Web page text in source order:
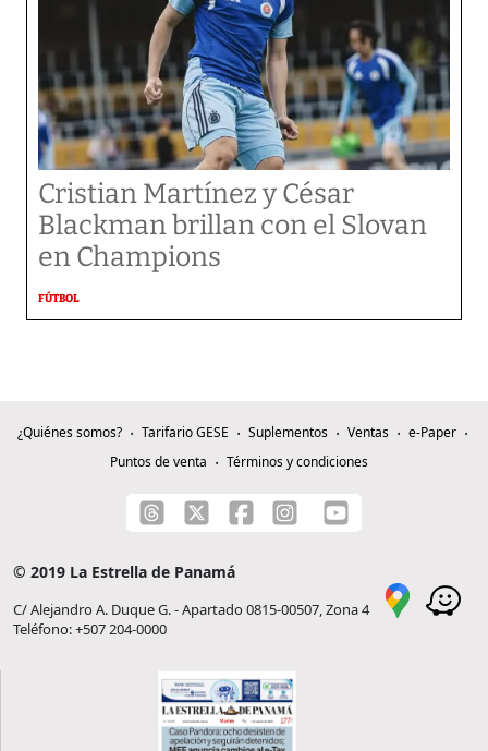
Cristian Martínez y César
Blackman brillan con el Slovan
en Champions
FÚTBOL
¿Quiénes somos? Tarifario GESE Suplementos Ventas
e-Paper
Puntos de venta
Términos y condiciones
© 2019 La Estrella de Panamá
C/ Alejandro A. Duque G. - Apartado 0815-00507, Zona 4
Teléfono: +507 204-0000